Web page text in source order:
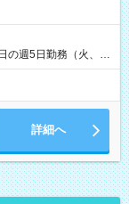
の週5日勤務（火、水
暇有り！） ・ワンシ
詳細へ